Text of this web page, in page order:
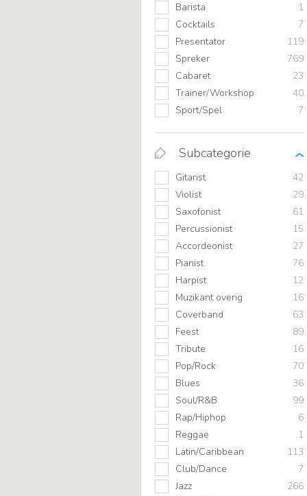
Barista
1
Cocktails
7
Presentator
119
Spreker
769
Cabaret
23
Trainer/Workshop
40
Sport/Spel
7
Subcategorie
Gitarist
42
Violist
29
Saxofonist
61
Percussionist
15
Accordeonist
27
Pianist
76
Harpist
12
Muzikant overig
16
Coverband
63
Feest
89
Tribute
16
Pop/Rock
70
Blues
36
Soul/R&B
99
Rap/Hiphop
6
Reggae
1
Latin/Caribbean
113
Club/Dance
7
Jazz
266